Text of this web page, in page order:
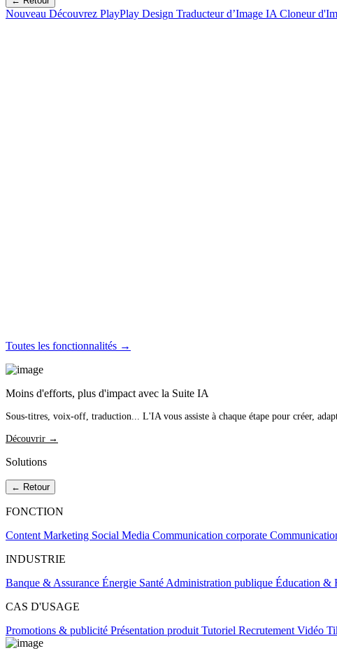
Nouveau Découvrez PlayPlay Design Traducteur d’Image IA Cloneur
Toutes les fonctionnalités →
Moins d'efforts, plus d'impact avec la Suite IA
Sous-titres, voix-off, traduction... L'IA vous assiste à chaque étape pour créer,
Découvrir →
Solutions
← Retour
FONCTION
Content Marketing Social Media Communication corporate
INDUSTRIE
Banque & Assurance Énergie Santé Administration publique Éducation &
CAS D'USAGE
Promotions & publicité Présentation produit Tutoriel Recrutement Vidéo